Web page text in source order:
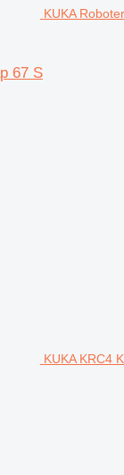
KUKA
67 S
KUKA KRC4